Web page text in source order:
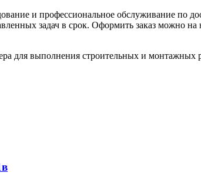
и профессиональное обслуживание по
задач в срок. Оформить заказ можно
для выполнения строительных и монтажных